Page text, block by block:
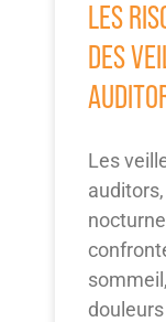
LES
DES
Les